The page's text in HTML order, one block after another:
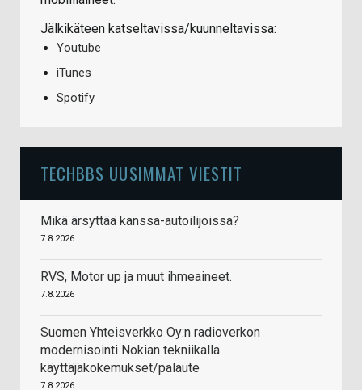
Jälkikäteen katseltavissa/kuunneltavissa:
Youtube
iTunes
Spotify
TECHBBS UUSIMMAT VIESTIT
Mikä ärsyttää kanssa-autoilijoissa?
7.8.2026
RVS, Motor up ja muut ihmeaineet.
7.8.2026
Suomen Yhteisverkko Oy:n radioverkon
modernisointi Nokian tekniikalla
käyttäjäkokemukset/palaute
7.8.2026